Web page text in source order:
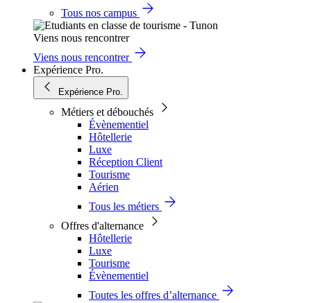
Tous nos campus
Viens nous rencontrer
Viens nous rencontrer
Expérience Pro.
Expérience Pro.
Métiers et débouchés
Évènementiel
Hôtellerie
Luxe
Réception Client
Tourisme
Aérien
Tous les métiers
Offres d'alternance
Hôtellerie
Luxe
Tourisme
Évènementiel
Toutes les offres d’alternance